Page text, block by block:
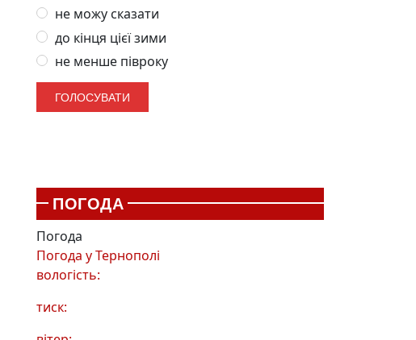
не можу сказати
до кінця цієї зими
не менше півроку
ПОГОДА
Погода
Погода уТернополі
вологість:
тиск: